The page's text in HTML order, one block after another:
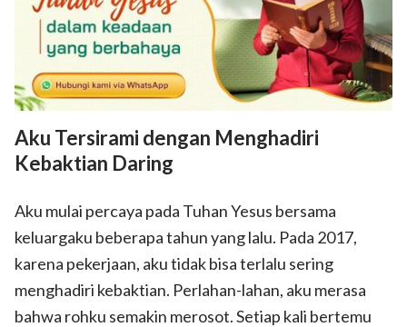
Aku Tersirami dengan Menghadiri
Kebaktian Daring
Aku mulai percaya pada Tuhan Yesus bersama
keluargaku beberapa tahun yang lalu. Pada 2017,
karena pekerjaan, aku tidak bisa terlalu sering
menghadiri kebaktian. Perlahan-lahan, aku merasa
bahwa rohku semakin merosot. Setiap kali bertemu